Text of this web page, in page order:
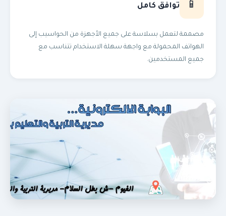
اجازة لاداء العمره او الحج 📱 توافق كامل
مصممة لتعمل بسلاسة على جميع الأجهزة من الحواسيب إلى
الهواتف المحمولة مع واجهة سهلة الاستخدام تتناسب مع
جميع المستخدمين.